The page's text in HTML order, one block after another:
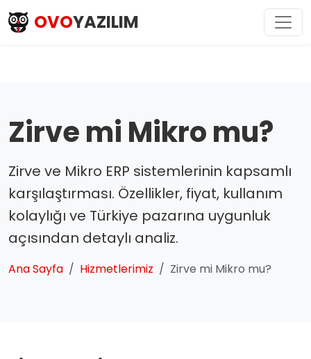
OVOYAZILIM
Zirve mi Mikro mu?
Zirve ve Mikro ERP sistemlerinin kapsamlı
karşılaştırması. Özellikler, fiyat, kullanım
kolaylığı ve Türkiye pazarına uygunluk
açısından detaylı analiz.
Ana Sayfa Hizmetlerimiz Zirve mi Mikro mu?